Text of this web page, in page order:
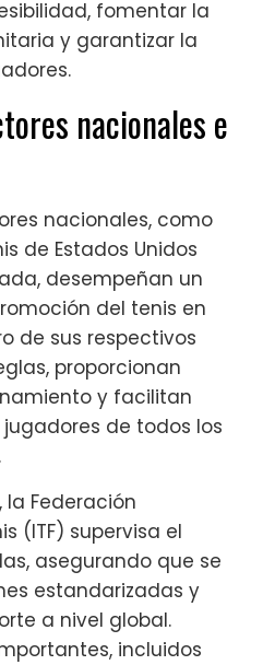
fomentar la
y garantizar la
nacionales e
nacionales, como
de Estados Unidos
desempeñan un
del tenis en
de sus respectivos
proporcionan
y facilitan
de todos los
la Federación
(ITF) supervisa el
asegurando que se
estandarizadas y
a nivel global.
incluidos